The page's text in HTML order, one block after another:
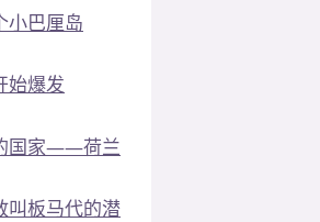
小巴厘岛
始爆发
国家——荷兰
叫板马代的潜